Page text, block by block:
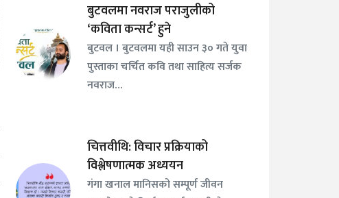
बुटवलमा नवराज पराजुलीको
‘कविता कन्सर्ट’ हुने
बुटवल । बुटवलमा यही साउन ३० गते युवा
पुस्ताका चर्चित कवि तथा साहित्य सर्जक
नवराज…
चित्तवीथि: विचार प्रक्रियाको
विश्लेषणात्मक अध्ययन
गंगा खनाल मानिसको सम्पूर्ण जीवन